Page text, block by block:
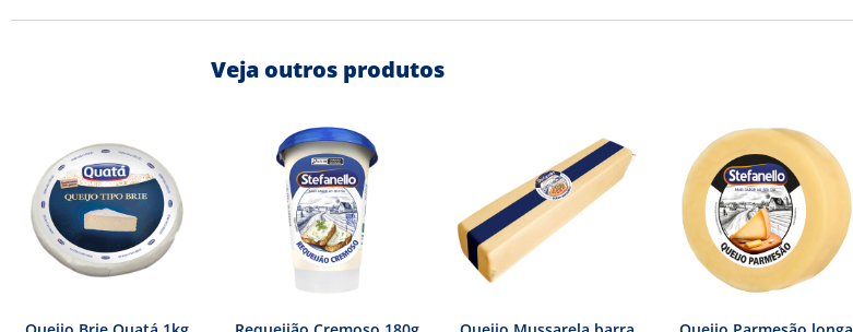
Veja outros produtos